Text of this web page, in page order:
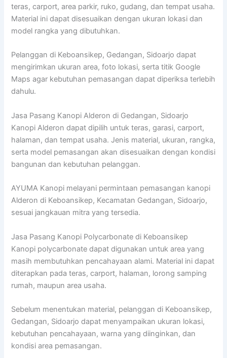
teras, carport, area parkir, ruko, gudang, dan tempat usaha.
Material ini dapat disesuaikan dengan ukuran lokasi dan
model rangka yang dibutuhkan.
Pelanggan di Keboansikep, Gedangan, Sidoarjo dapat
mengirimkan ukuran area, foto lokasi, serta titik Google
Maps agar kebutuhan pemasangan dapat diperiksa terlebih
dahulu.
Jasa Pasang Kanopi Alderon di Gedangan, Sidoarjo
Kanopi Alderon dapat dipilih untuk teras, garasi, carport,
halaman, dan tempat usaha. Jenis material, ukuran, rangka,
serta model pemasangan akan disesuaikan dengan kondisi
bangunan dan kebutuhan pelanggan.
AYUMA Kanopi melayani permintaan pemasangan kanopi
Alderon di Keboansikep, Kecamatan Gedangan, Sidoarjo,
sesuai jangkauan mitra yang tersedia.
Jasa Pasang Kanopi Polycarbonate di Keboansikep
Kanopi polycarbonate dapat digunakan untuk area yang
masih membutuhkan pencahayaan alami. Material ini dapat
diterapkan pada teras, carport, halaman, lorong samping
rumah, maupun area usaha.
Sebelum menentukan material, pelanggan di Keboansikep,
Gedangan, Sidoarjo dapat menyampaikan ukuran lokasi,
kebutuhan pencahayaan, warna yang diinginkan, dan
kondisi area pemasangan.